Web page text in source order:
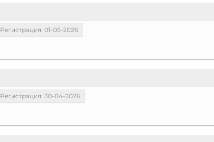
Регистрация: 01-05-2026
Регистрация: 30-04-2026